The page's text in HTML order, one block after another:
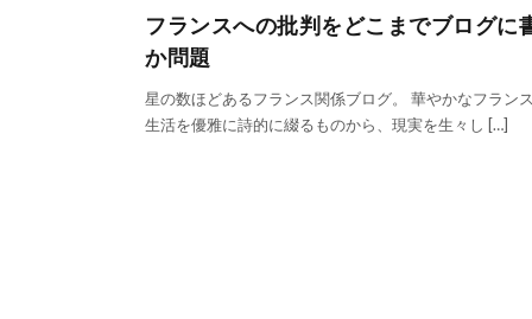
フランスへの批判をどこまでブログに
か問題
星の数ほどあるフランス関係ブログ。 華やかなフラン
生活を優雅に詩的に綴るものから、現実を生々し […]